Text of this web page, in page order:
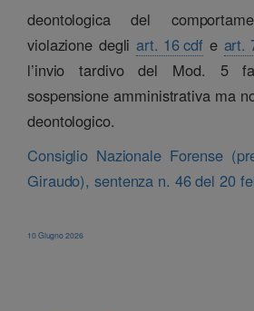
deontologica del
violazione degliart. 16 cdf e art.
l’invio tardivo del Mod. 5
sospensione amministrativa ma
deontologico.
Consiglio Nazionale Forense
Giraudo), sentenza n. 46 del 20
10 Giugno 2026